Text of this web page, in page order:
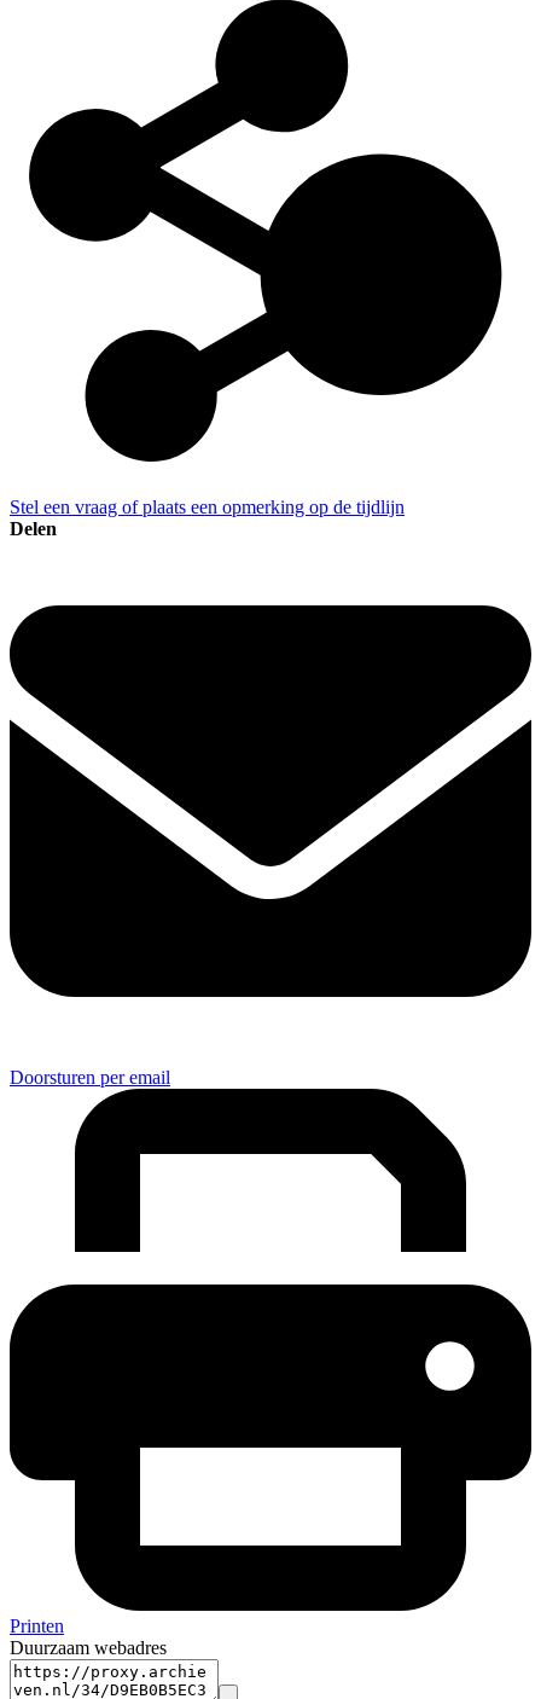
Stel een vraag of plaats een opmerking op de tijdlijn
Delen
Doorsturen per email
Printen
Duurzaam webadres